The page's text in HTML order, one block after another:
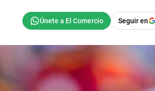
Seguir en